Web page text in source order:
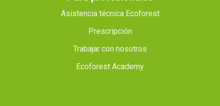
Asistencia técnica Ecoforest
Prescripción
Trabajar con nosotros
Ecoforest Academy